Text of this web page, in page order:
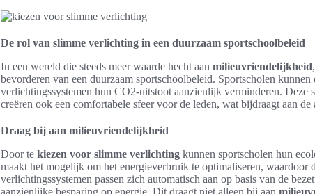
De rol van slimme verlichting in een duurzaam sportschoolbeleid
In een wereld die steeds meer waarde hecht aan milieuvriendelijkheid
bevorderen van een duurzaam sportschoolbeleid. Sportscholen
verlichtingssystemen hun CO2-uitstoot aanzienlijk verminderen. Deze
creëren ook een comfortabele sfeer voor de leden, wat bijdraagt aan
Draag bij aan milieuvriendelijkheid
Door te kiezen voor slimme verlichting kunnen sportscholen hun
maakt het mogelijk om het energieverbruik te optimaliseren,
verlichtingssystemen passen zich automatisch aan op basis van de
aanzienlijke besparing op energie. Dit draagt niet alleen bij aan